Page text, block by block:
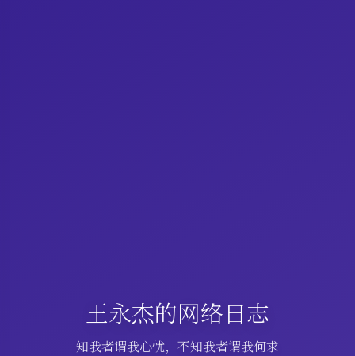
王永杰的网络日志
知我者谓我心忧，不知我者谓我何求